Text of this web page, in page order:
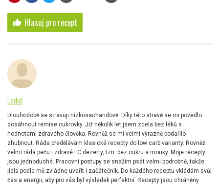
thumb_up Hlasuj pro recept
Laduš
Dlouhodobě se stravuji nízkosacharidově. Díky této stravě se mi povedlo
dosáhnout remise cukrovky. Již několik let jsem zcela bez léků s
hodnotami zdravého člověka. Rovněž se mi velmi výrazně podařilo
zhubnout. Ráda předělávám klasické recepty do low carb varianty. Rovněž
velmi ráda peču i zdravé LC dezerty, tzn. bez cukru a mouky. Moje recepty
jsou jednoduché. Pracovní postupy se snažím psát velmi podrobně, takže
jídla podle mě zvládne uvařit i začátečník. Do každého receptu vkládám svůj
čas a energii, aby pro vás byl výsledek perfektní. Recepty jsou chráněny